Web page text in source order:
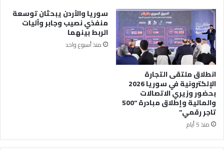
انطلاق ملتقى التجارة
الإلكترونية في سوريا 2026
بحضور وزيري الاتصالات
والمالية وإطلاق مبادرة “500
تاجر رقمي”
منذ 5 أيام
سوريا والأردن يبحثان توسعة
منفذي نصيب وجابر وآليات
الربط بينهما
منذ أسبوع واحد